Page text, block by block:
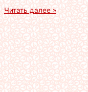
Читать далее »